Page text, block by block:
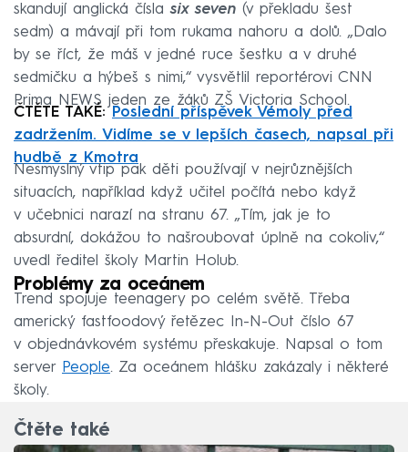
skandují anglická číslasix seven (v překladu šest
sedm) a mávají při tom rukama nahoru a dolů. „Dalo
by se říct, že máš v jedné ruce šestku a v druhé
sedmičku a hýbeš s nimi,“ vysvětlil reportérovi CNN
Prima NEWS jeden ze žáků ZŠ Victoria School.
ČTĚTE TAKÉ: Poslední příspěvek Vémoly před
zadržením. Vidíme se v lepších časech, napsal při
hudbě z Kmotra
Nesmyslný vtip pak děti používají v nejrůznějších
situacích, například když učitel počítá nebo když
v učebnici narazí na stranu 67. „Tím, jak je to
absurdní, dokážou to našroubovat úplně na cokoliv,“
uvedl ředitel školy Martin Holub.
Problémy za oceánem
Trend spojuje teenagery po celém světě. Třeba
americký fastfoodový řetězec In-N-Out číslo 67
v objednávkovém systému přeskakuje. Napsal o tom
server People. Za oceánem hlášku zakázaly i některé
školy.
Čtěte také